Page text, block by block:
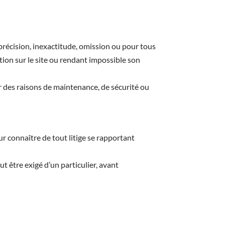
inexactitude, omission ou pour tous
sur le site ou rendant impossible son
raisons de maintenance, de sécurité ou
connaître de tout litige se rapportant
être exigé d’un particulier, avant